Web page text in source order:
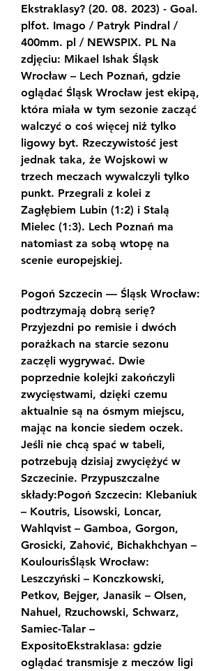
Ekstraklasy? (20. 08. 2023) - Goal.
plfot. Imago / Patryk Pindral /
400mm. pl / NEWSPIX. PL Na
zdjęciu: Mikael Ishak Śląsk
Wrocław – Lech Poznań, gdzie
oglądać Śląsk Wrocław jest ekipą,
która miała w tym sezonie zacząć
walczyć o coś więcej niż tylko
ligowy byt. Rzeczywistość jest
jednak taka, że Wojskowi w
trzech meczach wywalczyli tylko
punkt. Przegrali z kolei z
Zagłębiem Lubin (1:2) i Stalą
Mielec (1:3). Lech Poznań ma
natomiast za sobą wtopę na
scenie europejskiej.
Pogoń Szczecin — Śląsk Wrocław:
podtrzymają dobrą serię?
Przyjezdni po remisie i dwóch
porażkach na starcie sezonu
zaczęli wygrywać. Dwie
poprzednie kolejki zakończyli
zwycięstwami, dzięki czemu
aktualnie są na ósmym miejscu,
mając na koncie siedem oczek.
Jeśli nie chcą spać w tabeli,
potrzebują dzisiaj zwyciężyć w
Szczecinie. Przypuszczalne
składy:Pogoń Szczecin: Klebaniuk
– Koutris, Lisowski, Loncar,
Wahlqvist – Gamboa, Gorgon,
Grosicki, Zahović, Bichakhchyan –
KoulourisŚląsk Wrocław:
Leszczyński – Konczkowski,
Petkov, Bejger, Janasik – Olsen,
Nahuel, Rzuchowski, Schwarz,
Samiec-Talar –
ExpositoEkstraklasa: gdzie
oglądać transmisje z meczów ligi